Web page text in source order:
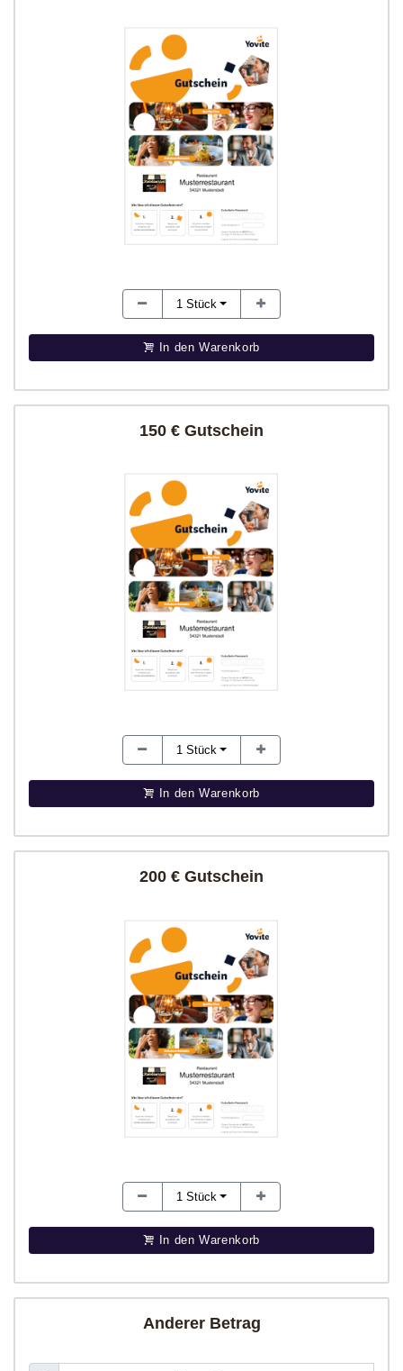
1 Stück
In den Warenkorb
150 € Gutschein
1 Stück
In den Warenkorb
200 € Gutschein
1 Stück
In den Warenkorb
Anderer Betrag